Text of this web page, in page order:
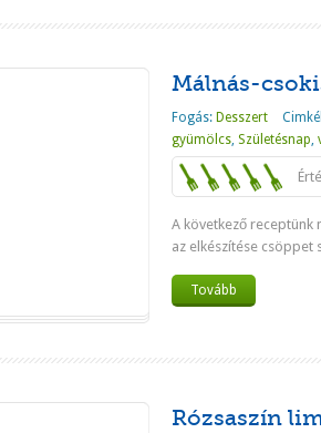
Málnás-
Fogás: Desszert
gyümölcs, Születésnap,
A következő receptünk
az elkészítése csöppet
Tovább
Rózsaszín